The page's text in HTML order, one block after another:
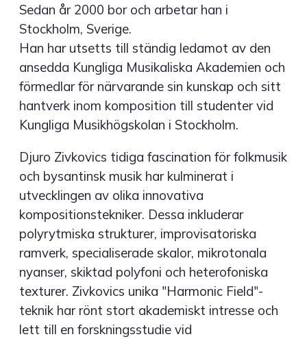
Sedan år 2000 bor och arbetar han i
Stockholm, Sverige.
Han har utsetts till ständig ledamot av den
ansedda Kungliga Musikaliska Akademien och
förmedlar för närvarande sin kunskap och sitt
hantverk inom komposition till studenter vid
Kungliga Musikhögskolan i Stockholm.
Djuro Zivkovics tidiga fascination för folkmusik
och bysantinsk musik har kulminerat i
utvecklingen av olika innovativa
kompositionstekniker. Dessa inkluderar
polyrytmiska strukturer, improvisatoriska
ramverk, specialiserade skalor, mikrotonala
nyanser, skiktad polyfoni och heterofoniska
texturer. Zivkovics unika "Harmonic Field"-
teknik har rönt stort akademiskt intresse och
lett till en forskningsstudie vid